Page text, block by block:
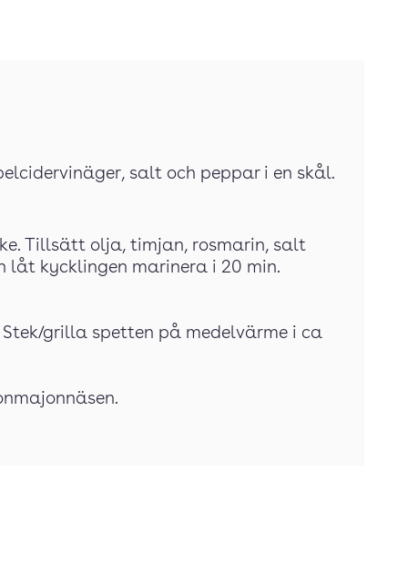
salt och peppar i en skål.
Tillsätt olja, timjan, rosmarin, salt
låt kycklingen marinera i 20 min.
grilla spetten på medelvärme i ca